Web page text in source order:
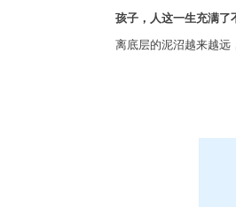
孩子，人这一生充满了
离底层的泥沼越来越远